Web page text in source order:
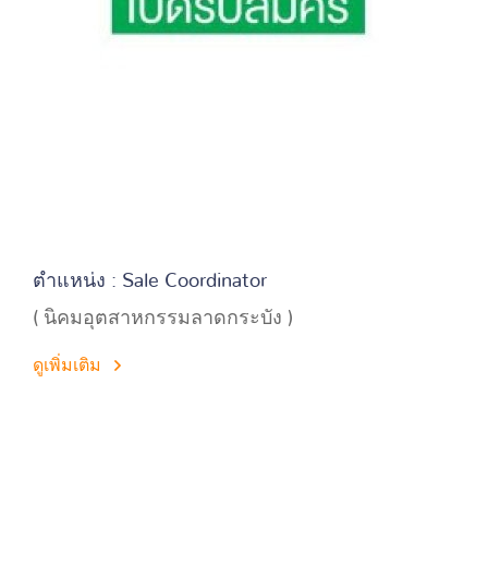
ตำแหน่ง : Sale Coordinator
( นิคมอุตสาหกรรมลาดกระบัง )
ดูเพิ่มเติม